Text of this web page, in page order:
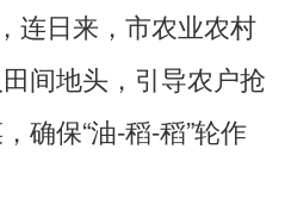
连日来，市农业农村
间地头，引导农户抢
确保“油-稻-稻”轮作